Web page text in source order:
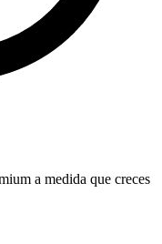
a medida que creces